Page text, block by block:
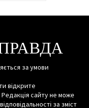
за умови
відкрите
сайту не може
за зміст